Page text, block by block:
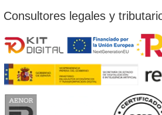
Consultores legales y